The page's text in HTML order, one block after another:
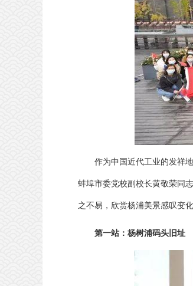
作为中国近代工业的发祥
蚌埠市委党校副校长黄敬荣同
之不易，欣赏杨浦美景感叹变
第一站：杨树浦码头旧址